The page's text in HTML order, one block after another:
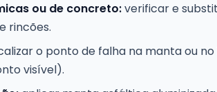
ou de concreto:verificar e
rincões.
o ponto de falha na manta ou
visível).